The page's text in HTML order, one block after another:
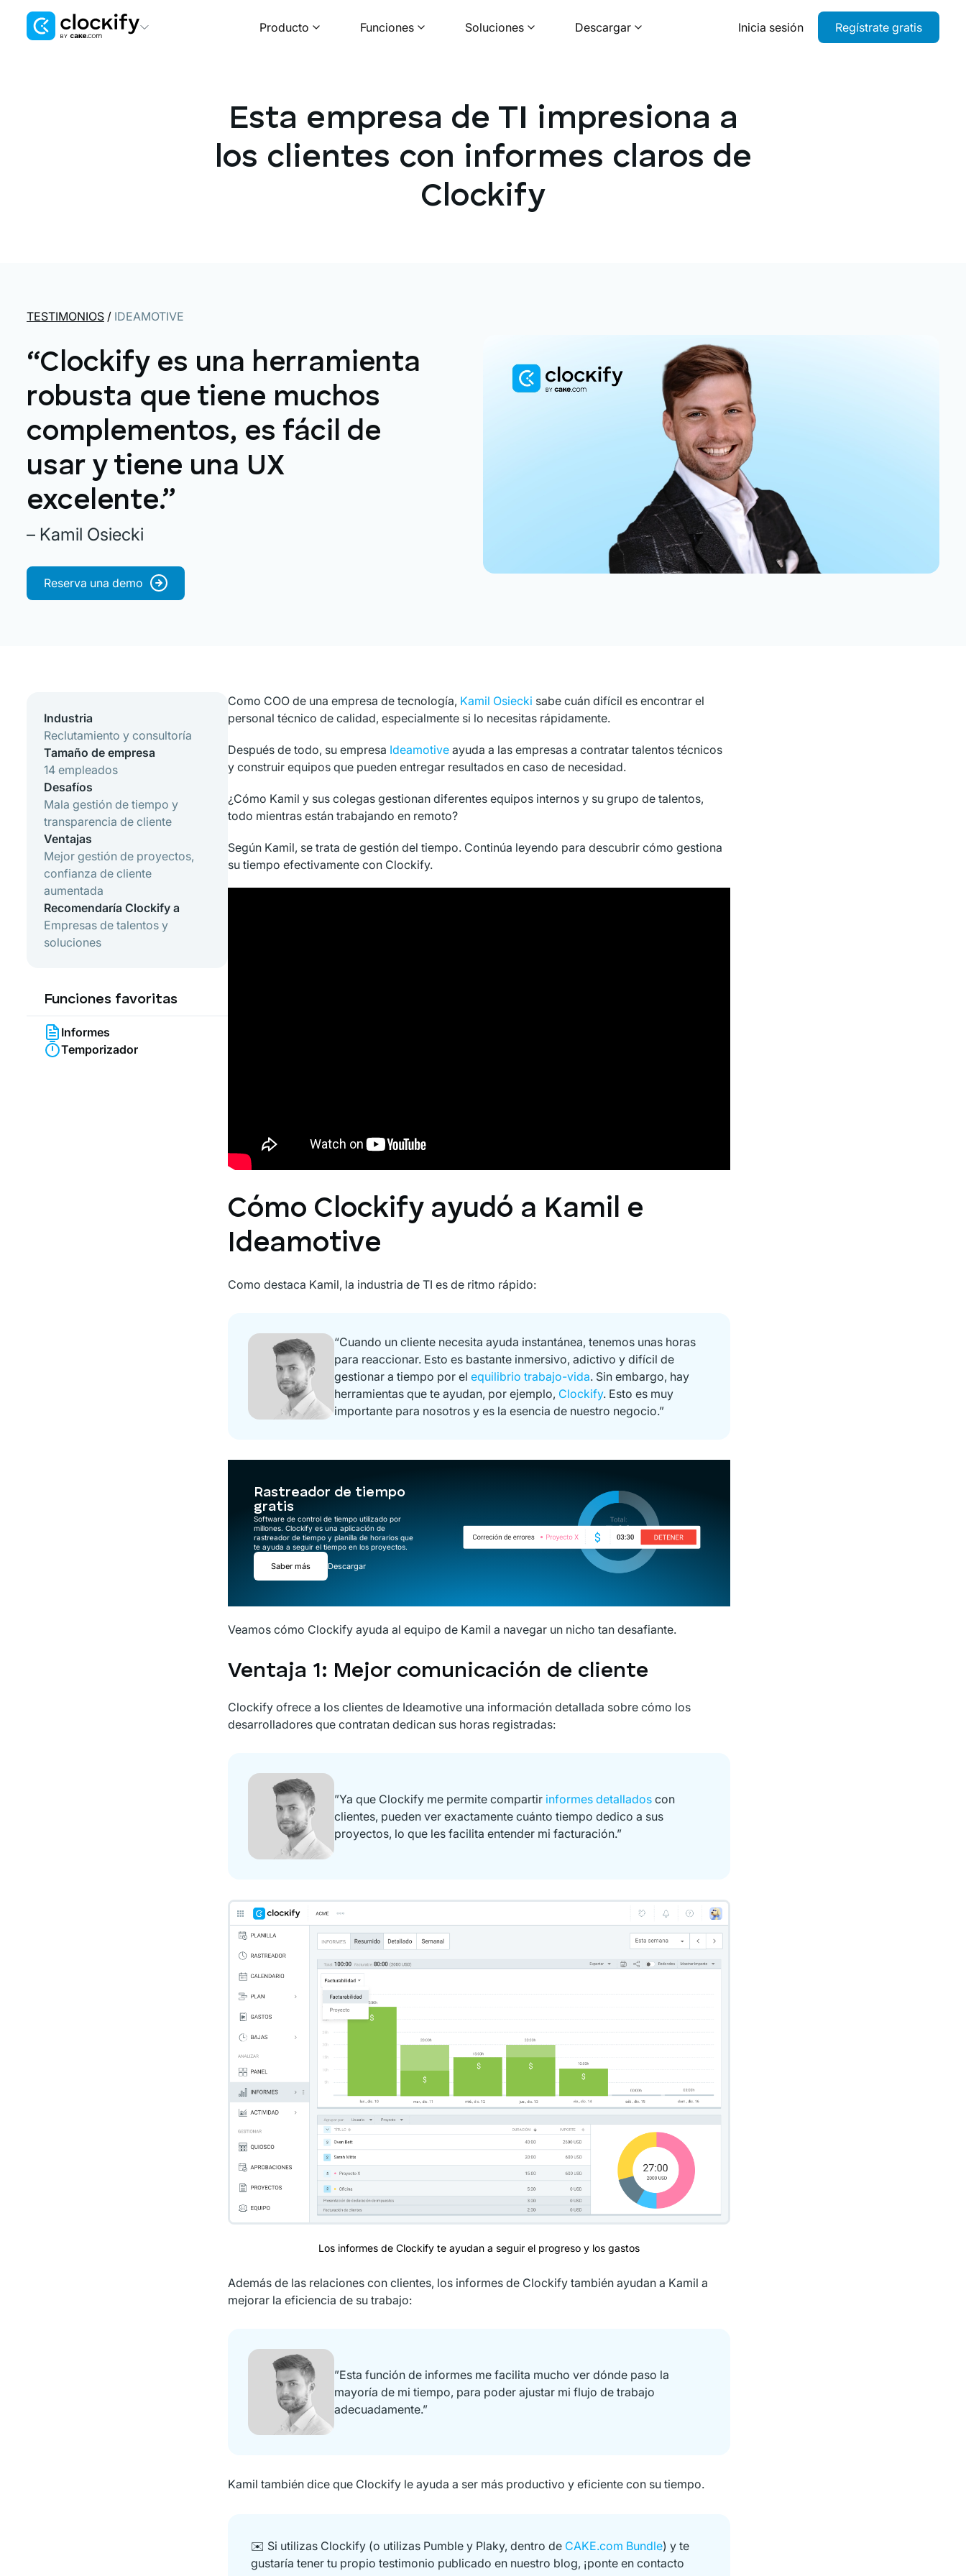
Producto Funciones Soluciones Descargar Inicia sesión Regístrate gratis
Esta empresa de TI impresiona a
los clientes con informes claros de
Clockify
TESTIMONIOS / IDEAMOTIVE
“Clockify es una herramienta
robusta que tiene muchos
complementos, es fácil de
usar y tiene una UX
excelente.”
– Kamil Osiecki
Reserva una demo
Industria
Reclutamiento y consultoría
Tamaño de empresa
14 empleados
Desafíos
Mala gestión de tiempo y
transparencia de cliente
Ventajas
Mejor gestión de proyectos,
confianza de cliente
aumentada
Recomendaría Clockify a
Empresas de talentos y
soluciones
Funciones favoritas
Informes
Temporizador
Como COO de una empresa de tecnología, Kamil Osiecki sabe cuán difícil es encontrar el
personal técnico de calidad, especialmente si lo necesitas rápidamente.
Después de todo, su empresa Ideamotive ayuda a las empresas a contratar talentos técnicos
y construir equipos que pueden entregar resultados en caso de necesidad.
¿Cómo Kamil y sus colegas gestionan diferentes equipos internos y su grupo de talentos,
todo mientras están trabajando en remoto?
Según Kamil, se trata de gestión del tiempo. Continúa leyendo para descubrir cómo gestiona
su tiempo efectivamente con Clockify.
Cómo Clockify ayudó a Kamil e
Ideamotive
Como destaca Kamil, la industria de TI es de ritmo rápido:
“Cuando un cliente necesita ayuda instantánea, tenemos unas horas
para reaccionar. Esto es bastante inmersivo, adictivo y difícil de
gestionar a tiempo por el equilibrio trabajo-vida. Sin embargo, hay
herramientas que te ayudan, por ejemplo, Clockify. Esto es muy
importante para nosotros y es la esencia de nuestro negocio.”
Rastreador de tiempo
gratis
Software de control de tiempo utilizado por
millones. Clockify es una aplicación de
rastreador de tiempo y planilla de horarios que
te ayuda a seguir el tiempo en los proyectos.
Saber más Descargar
Veamos cómo Clockify ayuda al equipo de Kamil a navegar un nicho tan desafiante.
Ventaja 1: Mejor comunicación de cliente
Clockify ofrece a los clientes de Ideamotive una información detallada sobre cómo los
desarrolladores que contratan dedican sus horas registradas:
”Ya que Clockify me permite compartir informes detallados con
clientes, pueden ver exactamente cuánto tiempo dedico a sus
proyectos, lo que les facilita entender mi facturación.”
Los informes de Clockify te ayudan a seguir el progreso y los gastos
Además de las relaciones con clientes, los informes de Clockify también ayudan a Kamil a
mejorar la eficiencia de su trabajo:
”Esta función de informes me facilita mucho ver dónde paso la
mayoría de mi tiempo, para poder ajustar mi flujo de trabajo
adecuadamente.”
Kamil también dice que Clockify le ayuda a ser más productivo y eficiente con su tiempo.
✉️ Si utilizas Clockify (o utilizas Pumble y Plaky, dentro de CAKE.com Bundle) y te
gustaría tener tu propio testimonio publicado en nuestro blog, ¡ponte en contacto